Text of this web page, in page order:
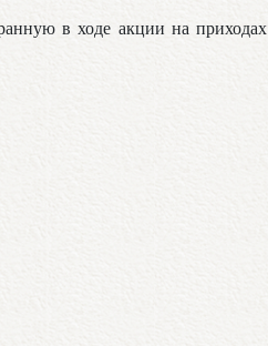
в ходе акции на приходах